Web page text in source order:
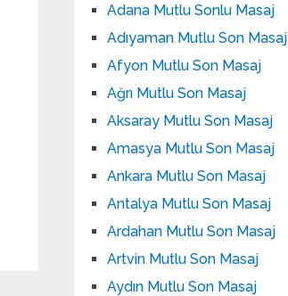
Adana Mutlu Sonlu Masaj
Adıyaman Mutlu Son Masaj
Afyon Mutlu Son Masaj
Ağrı Mutlu Son Masaj
Aksaray Mutlu Son Masaj
Amasya Mutlu Son Masaj
Ankara Mutlu Son Masaj
Antalya Mutlu Son Masaj
Ardahan Mutlu Son Masaj
Artvin Mutlu Son Masaj
Aydın Mutlu Son Masaj